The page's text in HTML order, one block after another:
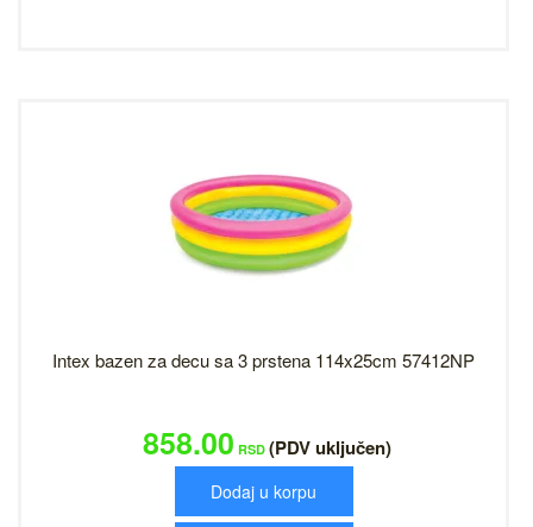
Intex bazen za decu sa 3 prstena 114x25cm 57412NP
858.00 RSD (PDV uključen)
Dodaj u korpu